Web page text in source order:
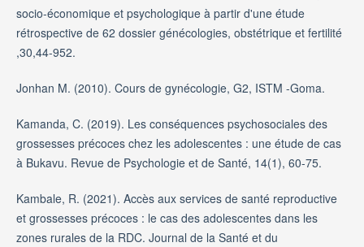
socio-économique et psychologique à partir d'une étude
rétrospective de 62 dossier génécologies, obstétrique et fertilité
,30,44-952.
Jonhan M. (2010). Cours de gynécologie, G2, ISTM -Goma.
Kamanda, C. (2019). Les conséquences psychosociales des
grossesses précoces chez les adolescentes : une étude de cas
à Bukavu. Revue de Psychologie et de Santé, 14(1), 60-75.
Kambale, R. (2021). Accès aux services de santé reproductive
et grossesses précoces : le cas des adolescentes dans les
zones rurales de la RDC. Journal de la Santé et du